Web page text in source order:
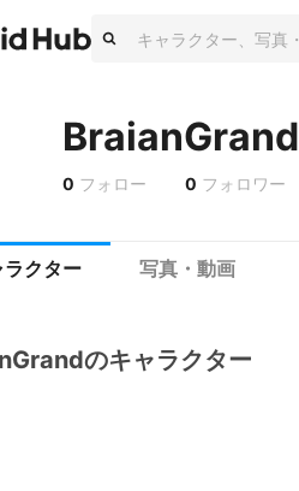
BraianGrand
0 フォロー 0 フォロワー
ラクター 写真・動画
のキャラクター